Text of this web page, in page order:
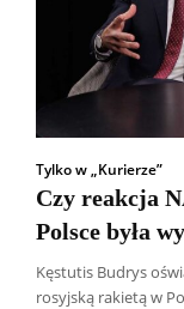
Tylko w „Kurierze”
Czy reakcja
Polsce była
Kęstutis Budrys
rosyjską rakietą w